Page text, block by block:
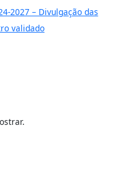
2027 – Divulgação das
validado